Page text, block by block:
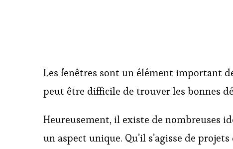
Les fenêtres sont un élément important
peut être difficile de trouver les bonnes
Heureusement, il existe de nombreuses
un aspect unique. Qu’il s’agisse de